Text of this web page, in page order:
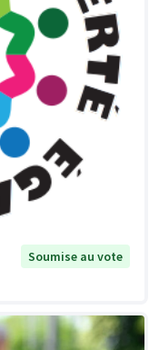
Soumise au vote